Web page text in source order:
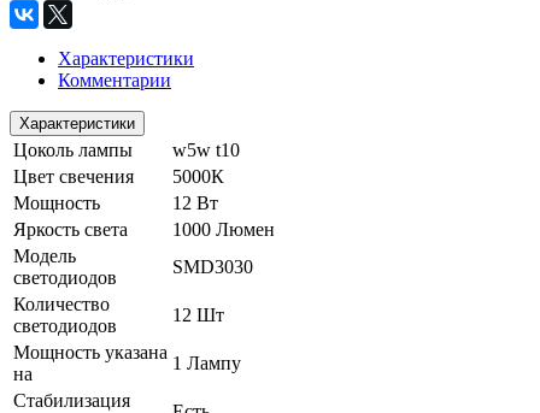
Характеристики
Комментарии
Характеристики
Цоколь лампы
w5w t10
Цвет свечения
5000К
Мощность
12 Вт
Яркость света
1000 Люмен
Модель
светодиодов
SMD3030
Количество
светодиодов
12 Шт
Мощность указана
на
1 Лампу
Стабилизация